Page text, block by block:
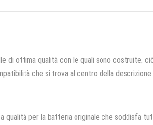
di ottima qualità con le quali sono costruite,
che si trova al centro della
qualità per la batteria originale che soddisfa